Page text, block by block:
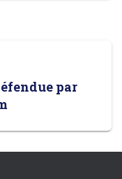
par